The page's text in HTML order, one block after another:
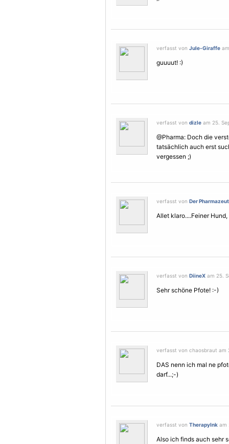
verfasst von Jule-Giraffe
guuuut! :)
verfasst von dizle am 25.
@Pharma: Doch die
tatsächlich auch erst
vergessen ;)
verfasst von Der
Allet klaro....Feiner
verfasst von DiineX am 25.
Sehr schöne Pfote! :-)
verfasst von chaosbraut am
DAS nenn ich mal ne
darf...;-)
verfasst von TherapyInk am
Also ich finds auch sehr